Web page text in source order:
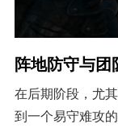
阵地防守与
在后期阶段，尤
到一个易守难攻